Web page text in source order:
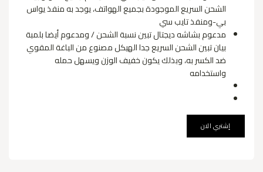
الشحن السريع الموجودة بجميع الهواتف، يوجد به منفذ يواس
بي-ومنفذ تايب سي
مدعوم بشاشه ديجتال تبين نسبة الشحن / ومدعوم أيضا بلمبة
بيان تبين الشحن السريع جدا الهيكل مصنوع من الباغة المقوي
ضد الكسر به، وبذلك يكون خفيف الوزن ويسهل حمله
واستخدامه
إشتري الان